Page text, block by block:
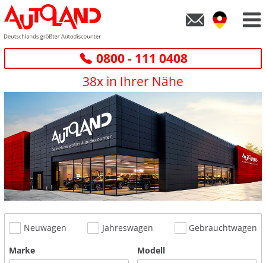
0800 - 111 0408
38x in Ihrer Nähe
Neuwagen Jahreswagen
Gebrauchtwagen
Marke
Modell